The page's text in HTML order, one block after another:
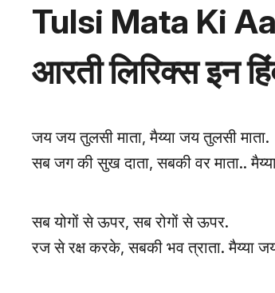
Tulsi Mata Ki
आरती लिरिक्स इन
जय जय तुलसी माता, मैय्या जय तुलसी माता.
सब जग की सुख दाता, सबकी वर माता..
सब योगों से ऊपर, सब रोगों से ऊपर.
रज से रक्ष करके, सबकी भव त्राता. मैय्या